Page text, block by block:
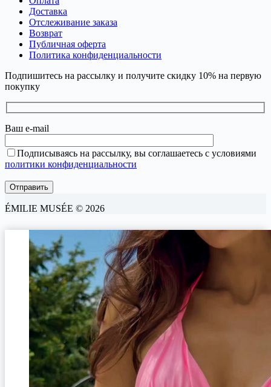
Доставка
Отслеживание заказа
Возврат
Публичная оферта
Политика конфиденциальности
Подпишитесь на рассылку и получите скидку 10% на первую
покупку
Ваш e-mail
Подписываясь на рассылку, вы соглашаетесь с условиями
политики конфиденциальности
ÉMILIE MUSÉE © 2026